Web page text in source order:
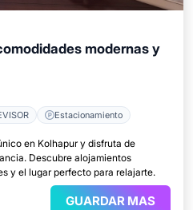
modernas y
Estacionamiento
en Kolhapur y disfruta de
Descubre alojamientos
y el lugar perfecto para relajarte.
GUARDAR MAS